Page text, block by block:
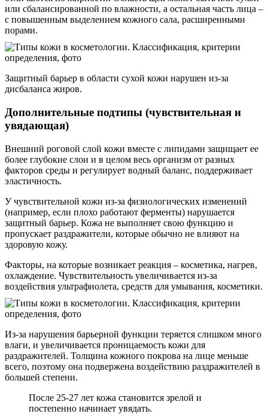
или сбалансированной по влажности, а остальная часть лица –
с повышенным выделением кожного сала, расширенными
порами.
Защитный барьер в области сухой кожи нарушен из-за
дисбаланса жиров.
Дополнительные подтипы (чувствительная и
увядающая)
Внешний роговой слой кожи вместе с липидами защищает ее
более глубокие слои и в целом весь организм от разных
факторов среды и регулирует водный баланс, поддерживает
эластичность.
У чувствительной кожи из-за физиологических изменений
(например, если плохо работают ферменты) нарушается
защитный барьер. Кожа не выполняет свою функцию и
пропускает раздражители, которые обычно не влияют на
здоровую кожу.
Факторы, на которые возникает реакция – косметика, нагрев,
охлаждение. Чувствительность увеличивается из-за
воздействия ультрафиолета, средств для умывания, косметики.
Из-за нарушения барьерной функции теряется слишком много
влаги, и увеличивается проницаемость кожи для
раздражителей. Толщина кожного покрова на лице меньше
всего, поэтому она подвержена воздействию раздражителей в
большей степени.
После 25-27 лет кожа становится зрелой и
постепенно начинает увядать.